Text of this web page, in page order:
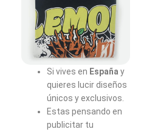
Si vives en España y
quieres lucir diseños
únicos y exclusivos.
Estas pensando en
publicitar tu